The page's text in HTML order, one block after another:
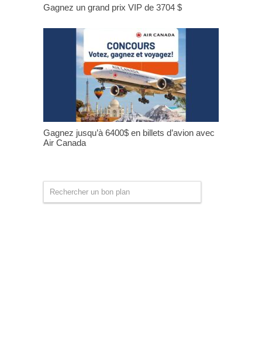
Gagnez un grand prix VIP de 3704 $
Gagnez jusqu’à 6400$ en billets d’avion avec
Air Canada